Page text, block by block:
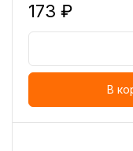
173 ₽
В